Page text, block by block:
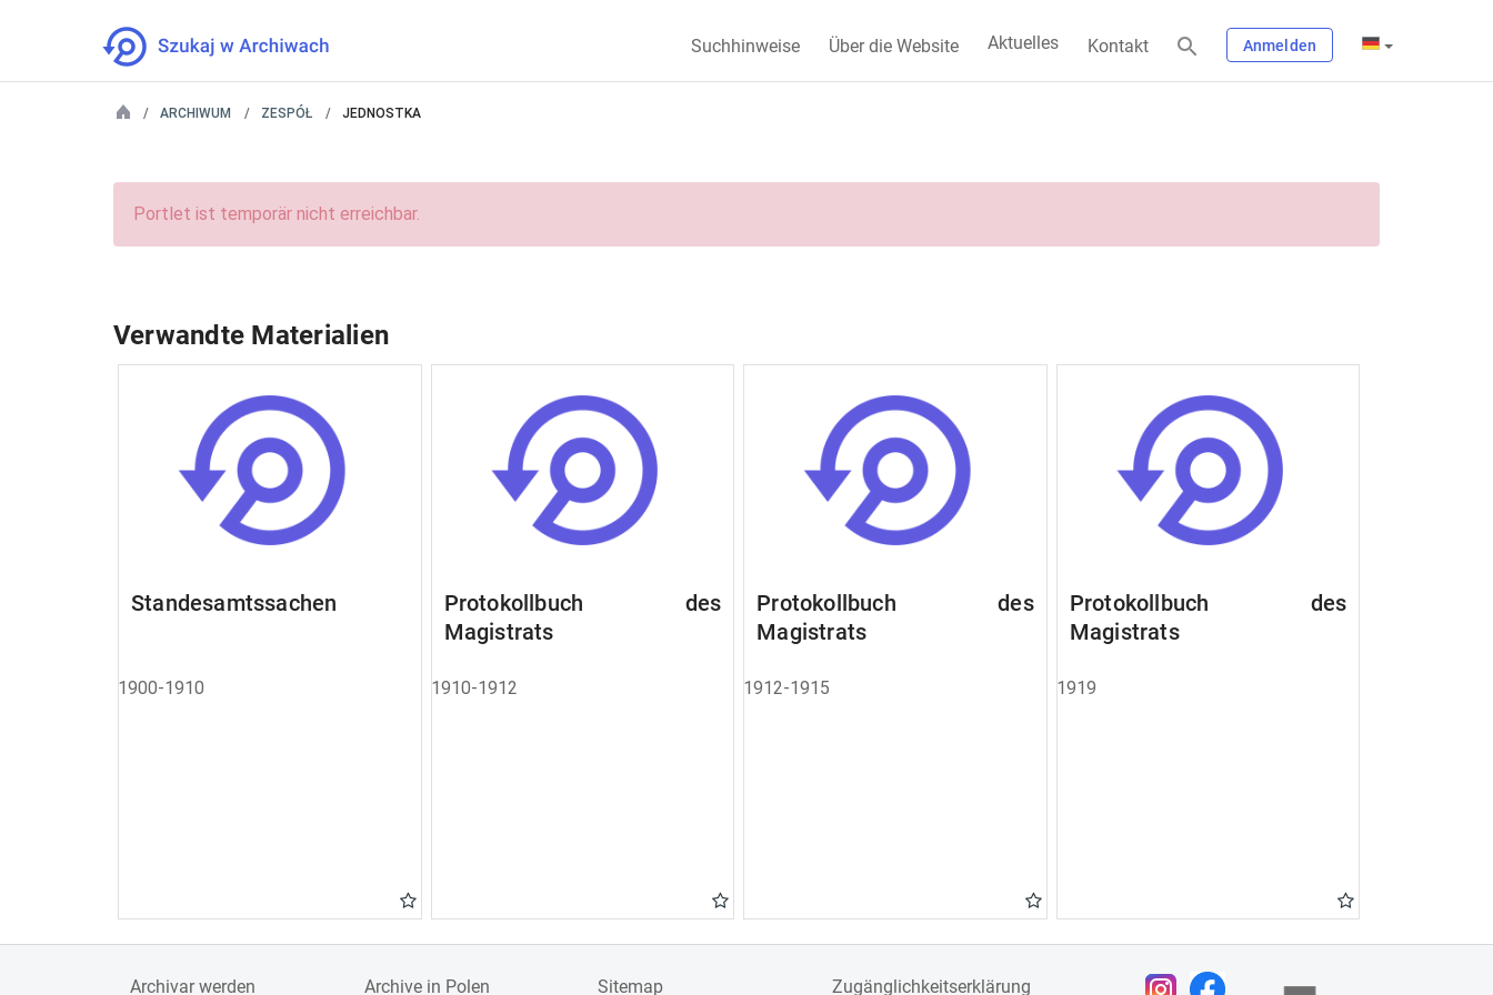
Suchhinweise Über die Website Aktuelles Kontakt Anmelden
ARCHIWUM ZESPÓŁ JEDNOSTKA
Portlet ist temporär nicht erreichbar.
Verwandte Materialien
Standesamtssachen
1900-1910
Protokollbuch des
Magistrats
1910-1912
Protokollbuch des
Magistrats
1912-1915
Protokollbuch des
Magistrats
1919
Archivar werden Archive in Polen Sitemap Zugänglichkeitserklärung